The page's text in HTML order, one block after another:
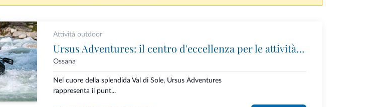
Attività outdoor
Ursus Adventures: il centro d'eccellenza per le attività outdoor premium in Trentino
Ossana
Nel cuore della splendida Val di Sole, Ursus Adventures
rappresenta il punt...